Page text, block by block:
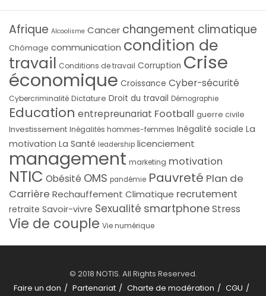
Afrique Alcoolisme Cancer changement climatique
Chômage communication condition de
travail Conditions de travail Corruption Crise
économique Croissance Cyber-sécurité
Cybercriminalité Dictature Droit du travail Démographie
Education entrepreunariat Football guerre civile
Investissement Inégalités hommes-femmes Inégalité sociale La
motivation La Santé leadership licenciement
management marketing motivation
NTIC Obésité OMS pandémie Pauvreté Plan de
Carrière Rechauffement Climatique recrutement
retraite Savoir-vivre Sexualité smartphoneStress
Vie de couple Vie numérique
© 2018 NOTIS. All Rights Reserved.
Faire un don
Partenariat Charte de modération CGU